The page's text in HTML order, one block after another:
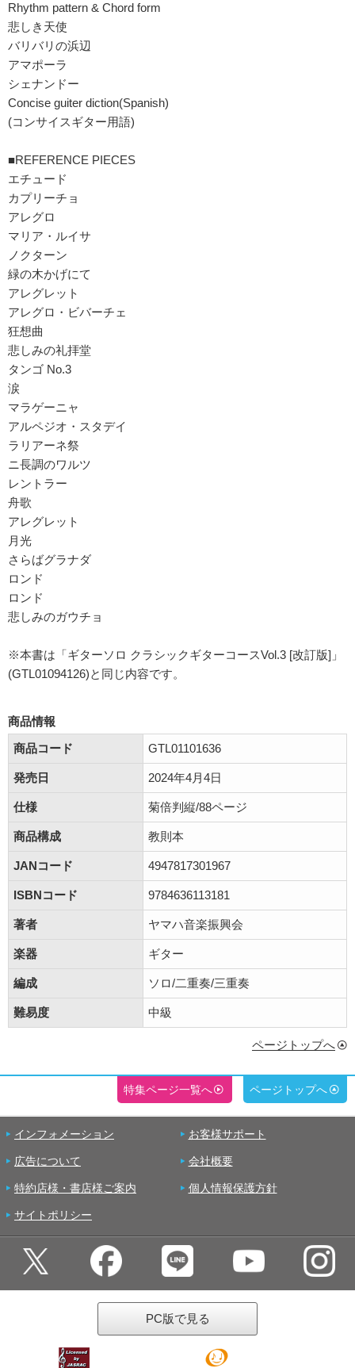
Rhythm pattern & Chord form
悲しき天使
バリバリの浜辺
アマポーラ
シェナンドー
Concise guiter diction(Spanish)
(コンサイスギター用語)
■REFERENCE PIECES
エチュード
カプリーチョ
アレグロ
マリア・ルイサ
ノクターン
緑の木かげにて
アレグレット
アレグロ・ビバーチェ
狂想曲
悲しみの礼拝堂
タンゴ No.3
涙
マラゲーニャ
アルペジオ・スタデイ
ラリアーネ祭
ニ長調のワルツ
レントラー
舟歌
アレグレット
月光
さらばグラナダ
ロンド
ロンド
悲しみのガウチョ
※本書は「ギターソロ クラシックギターコースVol.3 [改訂版]」
(GTL01094126)と同じ内容です。
商品情報
商品コード
GTL01101636
発売日 2024年4月4日
仕様 菊倍判縦/88ページ
商品構成 教則本
JANコード 4947817301967
ISBNコード 9784636113181
著者 ヤマハ音楽振興会
楽器 ギター
編成 ソロ/二重奏/三重奏
難易度 中級
ページトップへ
特集ページ一覧へ ページトップへ
インフォメーション お客様サポート
広告について 会社概要
特約店様・書店様ご案内 個人情報保護方針
サイトポリシー
PC版で見る